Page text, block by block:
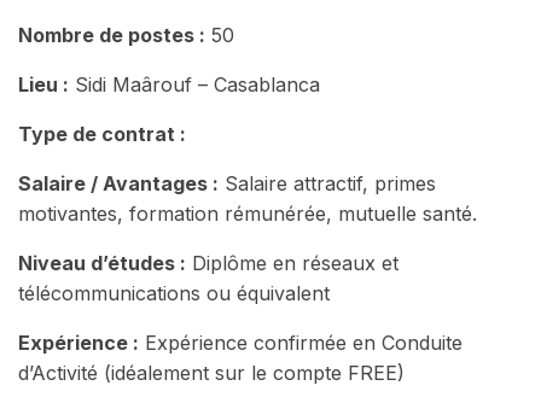
Nombre de postes : 50
Lieu : Sidi Maârouf – Casablanca
Type de contrat :
Salaire / Avantages : Salaire attractif, primes
motivantes, formation rémunérée, mutuelle santé.
Niveau d’études : Diplôme en réseaux et
télécommunications ou équivalent
Expérience : Expérience confirmée en Conduite
d’Activité (idéalement sur le compte FREE)